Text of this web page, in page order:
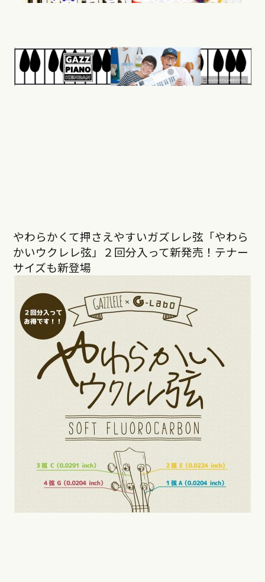
やわらかくて押さえやすいガズレレ弦「やわら
かいウクレレ弦」２回分入って新発売！テナー
サイズも新登場